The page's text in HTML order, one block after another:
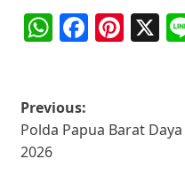
WhatsApp
X
Post
navigation
Previous:
Polda Papua Barat
2026